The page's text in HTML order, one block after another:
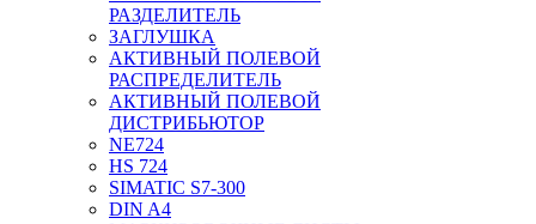
РАЗДЕЛИТЕЛЬ
ЗАГЛУШКА
АКТИВНЫЙ ПОЛЕВОЙ
РАСПРЕДЕЛИТЕЛЬ
АКТИВНЫЙ ПОЛЕВОЙ
ДИСТРИБЬЮТОР
NE724
HS 724
SIMATIC S7-300
DIN A4